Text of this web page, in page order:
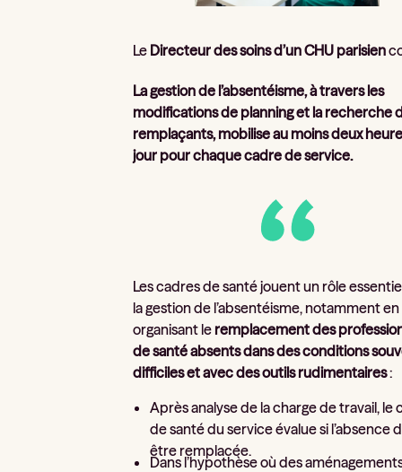
Le Directeur des soins d’un CHU parisien
La gestion de l’absentéisme, à travers les
modifications de planning et la recherche
remplaçants, mobilise au moins deux
jour pour chaque cadre de service.
Les cadres de santé jouent un rôle
la gestion de l’absentéisme, notamment en
organisant le remplacement des
de santé absents dans des conditions
difficiles et avec des outils rudimentaires:
Après analyse de la charge de travail, le
de santé du service évalue si l’absence
être remplacée.
Dans l’hypothèse où des